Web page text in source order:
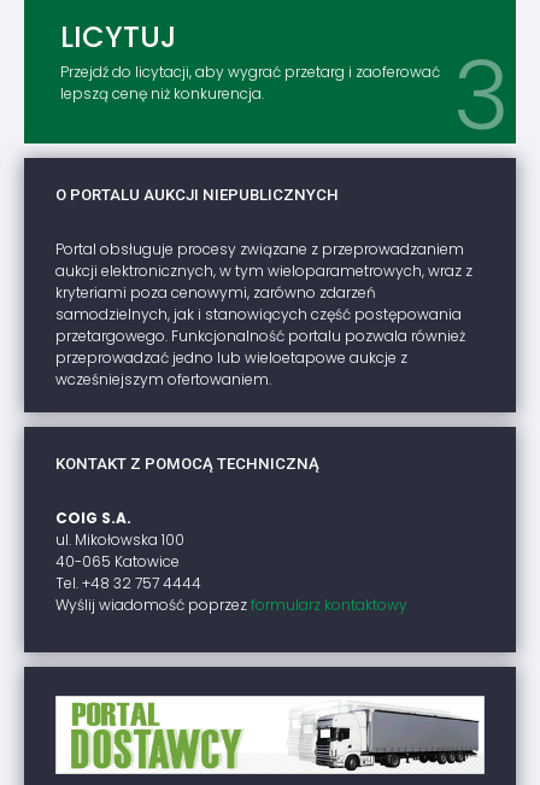
LICYTUJ
Przejdź do licytacji, aby wygrać przetarg i zaoferować
lepszą cenę niż konkurencja.
O PORTALU AUKCJI NIEPUBLICZNYCH
Portal obsługuje procesy związane z przeprowadzaniem
aukcji elektronicznych, w tym wieloparametrowych, wraz z
kryteriami poza cenowymi, zarówno zdarzeń
samodzielnych, jak i stanowiących część postępowania
przetargowego. Funkcjonalność portalu pozwala również
przeprowadzać jedno lub wieloetapowe aukcje z
wcześniejszym ofertowaniem.
KONTAKT Z POMOCĄ TECHNICZNĄ
COIG S.A.
ul. Mikołowska 100
40-065 Katowice
Tel. +48 32 757 4444
Wyślij wiadomość poprzezformularz kontaktowy